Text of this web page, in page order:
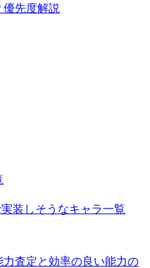
先度解説
装しそうなキャラ一覧
査定と効率の良い能力の